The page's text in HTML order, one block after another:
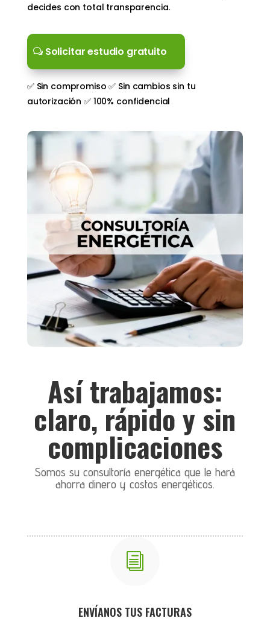
decides con total transparencia.
Solicitar estudio gratuito
✅ Sin compromiso ✅ Sin cambios sin tu
autorización ✅ 100% confidencial
Así trabajamos:
claro, rápido y sin
complicaciones
Somos su consultoría energética que le hará
ahorra dinero y costos energéticos.
i
ENVÍANOS TUS FACTURAS